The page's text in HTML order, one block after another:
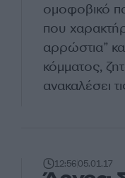
ομοφοβικό
που
αρρώστια”
κόμματος,
ανακαλέσει
12:5605.01.17